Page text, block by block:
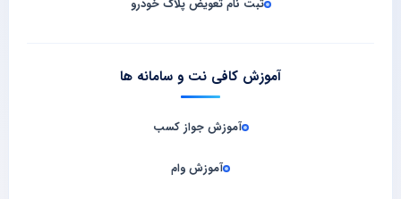
ثبت نام تعویض پلاک خودرو
آموزش کافی نت و سامانه‌ ها
آموزش جواز کسب
آموزش وام